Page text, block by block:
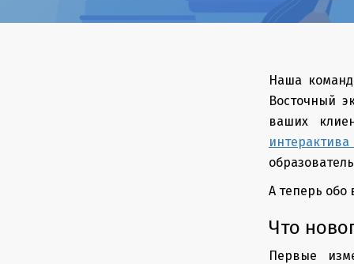
Наша
Восточный
ваших
интерактива
А теперь обо
Что
Первые